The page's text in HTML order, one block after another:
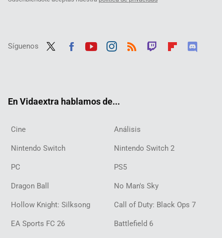
Síguenos
En Vidaextra hablamos de...
Cine Análisis
Nintendo Switch Nintendo Switch 2
PC PS5
Dragon Ball No Man's Sky
Hollow Knight: Silksong Call of Duty: Black Ops 7
EA Sports FC 26 Battlefield 6